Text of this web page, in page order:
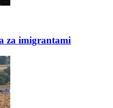
za imigrantami